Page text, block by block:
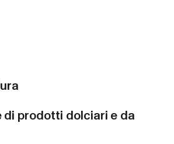
di prodotti dolciari e da